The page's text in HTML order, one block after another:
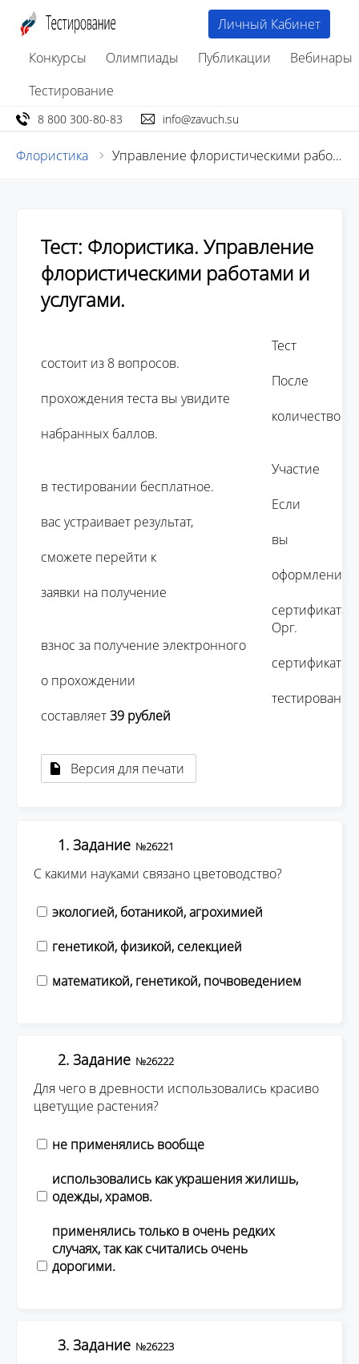
Конкурсы Олимпиады Публикации
Вебинары
Тестирование
Личный Кабинет
8 800 300-80-83 info@zavuch.su
Флористика Управление флористическими работами и услугами
Тест: Флористика. Управление
флористическими работами и
услугами.
состоит из 8 вопросов.
прохождения теста вы увидите
набранных баллов.
в тестировании бесплатное.
вас устраивает результат,
сможете перейти к
заявки на получение
взнос за получение электронного
о прохождении
составляет 39 рублей
Версия для печати
1. Задание №26221
С какими науками связано цветоводство?
экологией, ботаникой, агрохимией
генетикой, физикой, селекцией
математикой, генетикой, почвоведением
2. Задание №26222
Для чего в древности использовались красиво
цветущие растения?
не применялись вообще
использовались как украшения жилишь,
одежды, храмов.
применялись только в очень редких
случаях, так как считались очень
дорогими.
3. Задание №26223